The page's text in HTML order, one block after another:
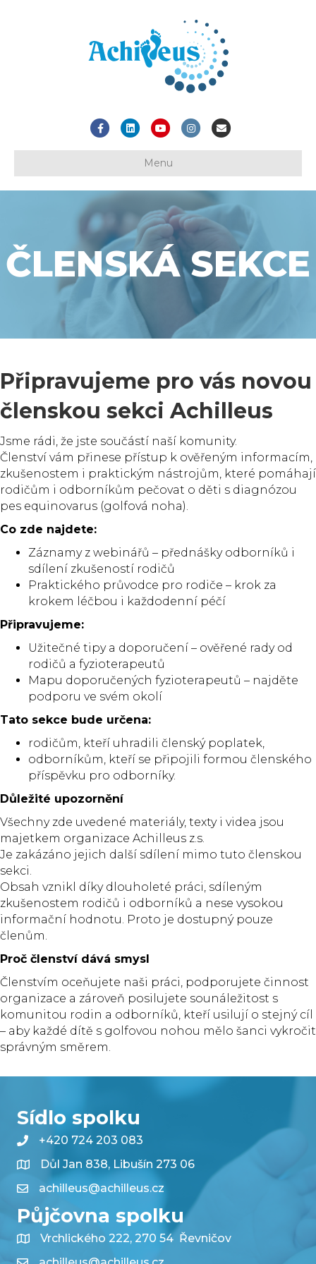
FacebookLinkedinYoutubeInstagram
Email
Menu
ČLENSKÁ SEKCE
Připravujeme pro vás novou
členskou sekci Achilleus
Jsme rádi, že jste součástí naší komunity.
Členství vám přinese přístup k ověřeným informacím,
zkušenostem i praktickým nástrojům, které pomáhají
rodičům i odborníkům pečovat o děti s diagnózou
pes equinovarus (golfová noha).
Co zde najdete:
Záznamy z webinářů – přednášky odborníků i
sdílení zkušeností rodičů
Praktického průvodce pro rodiče – krok za
krokem léčbou i každodenní péčí
Připravujeme:
Užitečné tipy a doporučení – ověřené rady od
rodičů a fyzioterapeutů
Mapu doporučených fyzioterapeutů – najděte
podporu ve svém okolí
Tato sekce bude určena:
rodičům, kteří uhradili členský poplatek,
odborníkům, kteří se připojili formou členského
příspěvku pro odborníky.
Důležité upozornění
Všechny zde uvedené materiály, texty i videa jsou
majetkem organizace Achilleus z.s.
Je zakázáno jejich další sdílení mimo tuto členskou
sekci.
Obsah vznikl díky dlouholeté práci, sdíleným
zkušenostem rodičů i odborníků a nese vysokou
informační hodnotu. Proto je dostupný pouze
členům.
Proč členství dává smysl
Členstvím oceňujete naši práci, podporujete činnost
organizace a zároveň posilujete sounáležitost s
komunitou rodin a odborníků, kteří usilují o stejný cíl
– aby každé dítě s golfovou nohou mělo šanci vykročit
správným směrem.
Sídlo spolku
+420 724 203 083
Důl Jan 838, Libušín 273 06
achilleus@achilleus.cz
Půjčovna spolku
Vrchlického 222, 270 54 Řevničov